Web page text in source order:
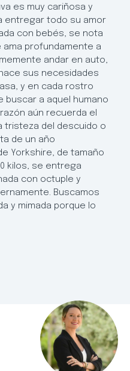
es muy cariñosa y
entregar todo su amor
con bebés, se nota
ama profundamente a
andar en auto,
sus necesidades
y en cada rostro
buscar a aquel humano
aún recuerda el
tristeza del descuido o
de un año
Yorkshire, de tamaño
kilos, se entrega
con octuple y
Buscamos
y mimada porque lo